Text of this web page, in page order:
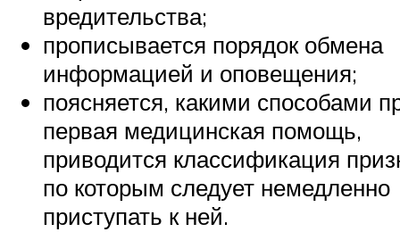
вредительства;
прописывается порядок обмена
информацией и оповещения;
поясняется, какими способами
первая медицинская помощь,
приводится классификация
по которым следует немедленно
приступать к ней.